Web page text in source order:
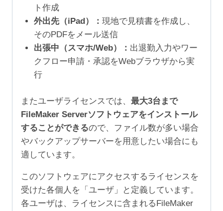
ト作成
外出先（iPad）： 現地で見積書を作成し、
そのPDFをメール送信
出張中（スマホ/Web）： 出退勤入力やワー
クフロー申請・承認をWebブラウザから実
行
またユーザライセンスでは、 最大3台まで
FileMaker Serverソフトウェアをインストール
することができるので、ファイル数が多い場合
やバックアップサーバーを用意したい場合にも
適しています。
このソフトウェアにアクセスするライセンスを
受けた各個人を「ユーザ」と定義しています。
各ユーザは、ライセンスに含まれるFileMaker